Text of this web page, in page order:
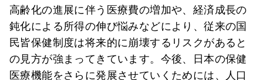
高齢化の進展に伴う医療費の増加や、経済成長の
鈍化による所得の伸び悩みなどにより、従来の国
民皆保健制度は将来的に崩壊するリスクがあると
の見方が強まってきています。今後、日本の保健
医療機能をさらに発展させていくためには、人口